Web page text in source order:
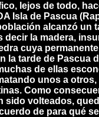
lejos de todo,
Isla de Pascua
alcanzó un
decir la madera,
cuya
la tarde de Pascua
de ellas
unos a
Como
sido volteados,
de para qué